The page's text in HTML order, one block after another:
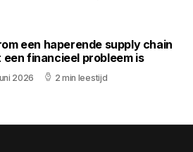
een haperende supply chain
een financieel probleem is
2026 2 min leestijd